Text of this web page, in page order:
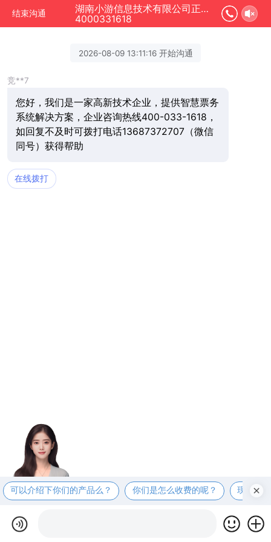
结束沟通
湖南小游信息技术有限公司正在为您服务
4000331618
2026-08-09 13:11:16 开始沟通
竞**7
您好，我们是一家高新技术企业，提供智慧票务
系统解决方案，企业咨询热线400-033-1618，
如回复不及时可拨打电话13687372707（微信
同号）获得帮助
在线拨打
可以介绍下你们的产品么？ 你们是怎么收费的呢？ 现在有